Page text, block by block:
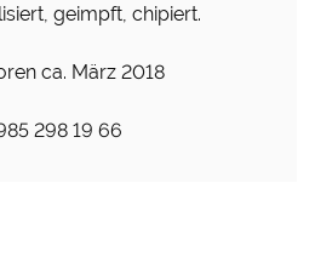
geimpft, chipiert.
ca. März 2018
298 19 66